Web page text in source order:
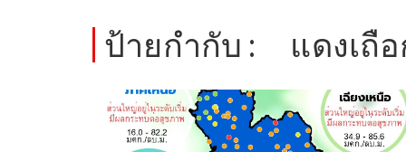
ป้ายกำกับ : แดงเถื